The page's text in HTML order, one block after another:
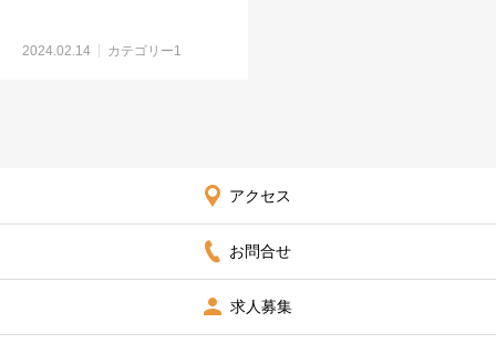
2024.02.14 カテゴリー1
アクセス
お問合せ
求人募集